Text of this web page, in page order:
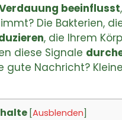
beeinflusst
Die Bakterien,
, die Ihrem
diese Signale
Nachricht?
[Ausblenden]